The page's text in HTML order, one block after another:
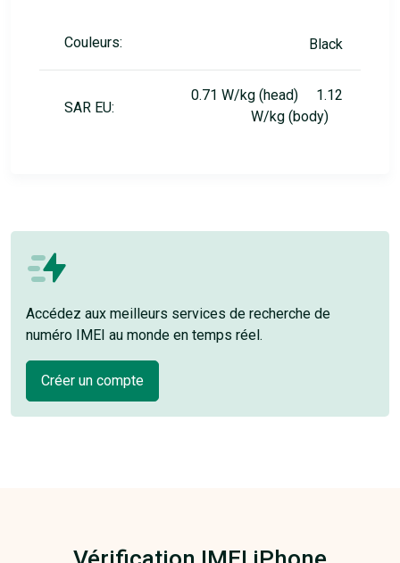
Couleurs: Black
SAR EU:
0.71 W/kg (head) 1.12
W/kg (body)
Accédez aux meilleurs services de recherche de
numéro IMEI au monde en temps réel.
Créer un compte